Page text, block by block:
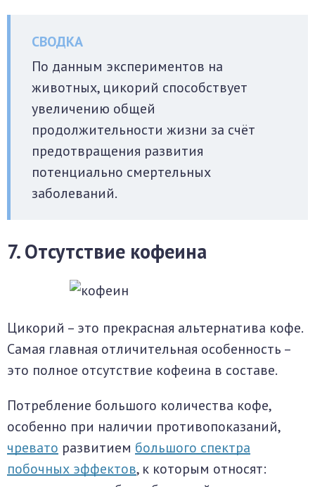
По данным экспериментов на
животных, цикорий способствует
увеличению общей
продолжительности жизни за счёт
предотвращения развития
потенциально смертельных
заболеваний.
7. Отсутствие кофеина
Цикорий – это прекрасная альтернатива кофе.
Самая главная отличительная особенность –
это полное отсутствие кофеина в составе.
Потребление большого количества кофе,
особенно при наличии противопоказаний,
чревато развитием большого спектра
побочных эффектов, к которым относят: